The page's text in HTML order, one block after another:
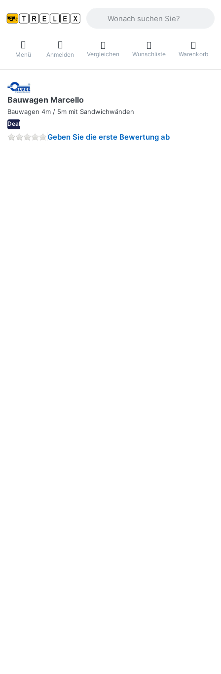
Menü Anmelden Vergleichen Wunschliste Warenkorb
Bauwagen Marcello
Bauwagen 4m / 5m mit Sandwichwänden
Deal
Geben Sie die erste Bewertung ab